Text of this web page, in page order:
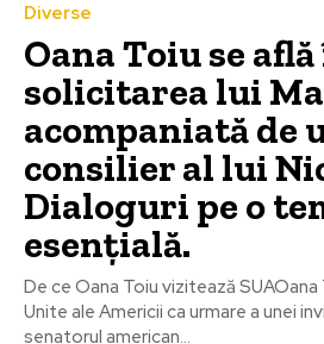
Diverse
Oana Toiu se află
solicitarea lui
acompaniată de
consilier al lui
Dialoguri pe o
esențială.
De ce Oana Toiu vizitează
Unite ale Americii ca urmare a unei
senatorul american...